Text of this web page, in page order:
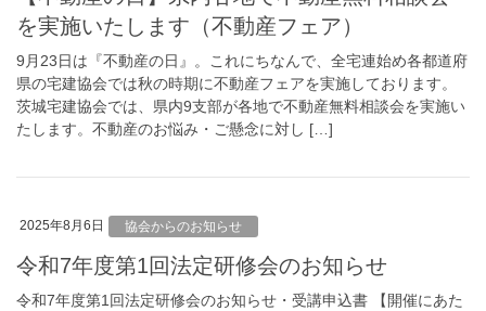
を実施いたします（不動産フェア）
9月23日は『不動産の日』。これにちなんで、全宅連始め各都道府
県の宅建協会では秋の時期に不動産フェアを実施しております。
茨城宅建協会では、県内9支部が各地で不動産無料相談会を実施い
たします。不動産のお悩み・ご懸念に対し […]
2025年8月6日 協会からのお知らせ
令和7年度第1回法定研修会のお知らせ
令和7年度第1回法定研修会のお知らせ・受講申込書 【開催にあた